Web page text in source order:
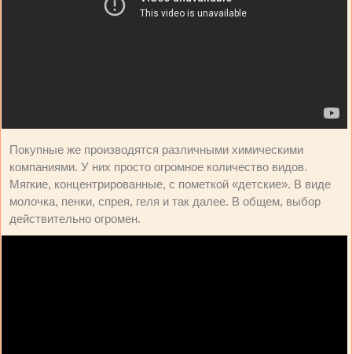
Покупные же производятся различными химическими
компаниями. У них просто огромное количество видов.
Мягкие, концентрированные, с пометкой «детские». В виде
молочка, пенки, спрея, геля и так далее. В общем, выбор
действительно огромен.